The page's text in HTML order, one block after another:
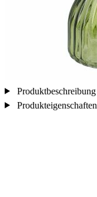
Produktbeschreibung
Produkteigenschaften